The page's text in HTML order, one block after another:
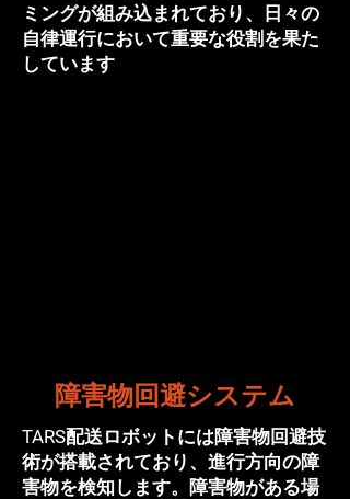
ミングが組み込まれており、日々の
自律運行において重要な役割を果た
しています
障害物回避システム
TARS配送ロボットには障害物回避技
術が搭載されており、進行方向の障
害物を検知します。障害物がある場